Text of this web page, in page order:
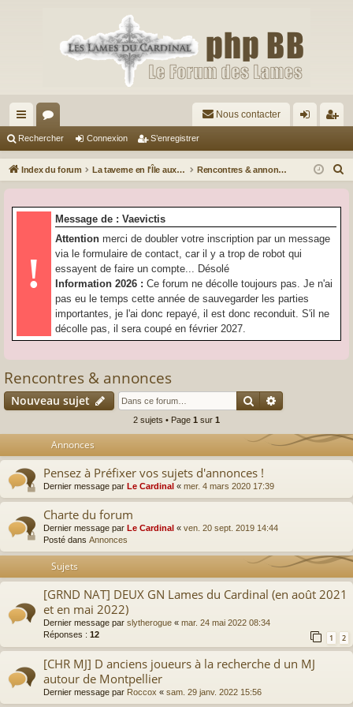
cc
ès
pi
or
u
s
Nous contacter
ne
on
nr
ist
Rechercher Connexion S’enregistrer
Index du forum La taverne en l'Île aux Écailles Rencontres & annonces
!
Message de : Vaevictis
Attention merci de doubler votre inscription par un message
via le formulaire de contact, car il y a trop de robot qui
essayent de faire un compte... Désolé
Information 2026 : Ce forum ne décolle toujours pas. Je n'ai
pas eu le temps cette année de sauvegarder les parties
importantes, je l'ai donc repayé, il est donc reconduit. S'il ne
décolle pas, il sera coupé en février 2027.
Rencontres & annonces
Nouveau sujet Rechercher
2 sujets • Page 1 sur 1
Annonces
Pensez à Préfixer vos sujets d'annonces !
Dernier message par Le Cardinal « mer. 4 mars 2020 17:39
Charte du forum
Dernier message par Le Cardinal « ven. 20 sept. 2019 14:44
Posté dans Annonces
Sujets
[GRND NAT] DEUX GN Lames du Cardinal (en août 2021
et en mai 2022)
Dernier message par slytherogue « mar. 24 mai 2022 08:34
Réponses : 12 1 2
[CHR MJ] D anciens joueurs à la recherche d un MJ
autour de Montpellier
Dernier message par Roccox « sam. 29 janv. 2022 15:56